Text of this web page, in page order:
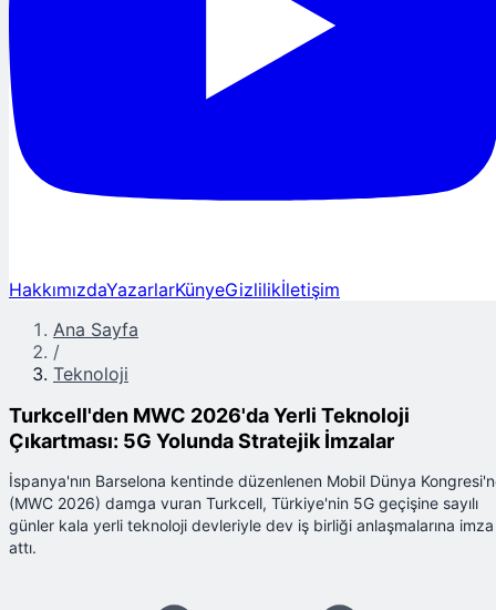
HakkımızdaYazarlarKünyeGizlilikİletişim
Ana Sayfa
/
Teknoloji
Turkcell'den MWC 2026'da Yerli Teknoloji
Çıkartması: 5G Yolunda Stratejik İmzalar
İspanya'nın Barselona kentinde düzenlenen Mobil Dünya
(MWC 2026) damga vuran Turkcell, Türkiye'nin 5G geçişine sayılı
günler kala yerli teknoloji devleriyle dev iş birliği anlaşmalarına imza
attı.